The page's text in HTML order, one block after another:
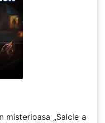
misterioasa „Salcie a